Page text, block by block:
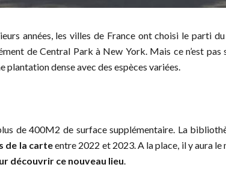
années, les villes de France ont choisi le parti
de Central Park à New York. Mais ce n’est
plantation dense avec des espèces variées.
de 400M2 de surface supplémentaire. La
de la carteentre 2022 et 2023. A la place, il y aura le
découvrir ce nouveau lieu.